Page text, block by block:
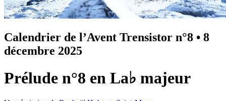
Calendrier de l’Avent Trensistor n°8 • 8
décembre 2025
Prélude n°8 en La♭ majeur